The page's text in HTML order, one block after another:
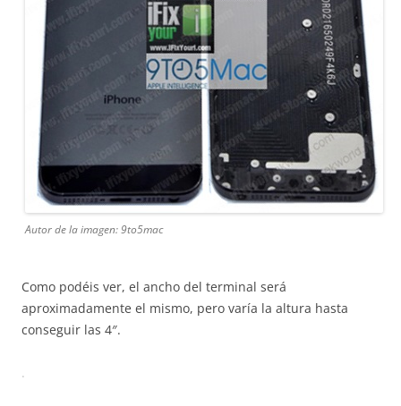
Autor de la imagen: 9to5mac
Como podéis ver, el ancho del terminal será
aproximadamente el mismo, pero varía la altura hasta
conseguir las 4″.
.